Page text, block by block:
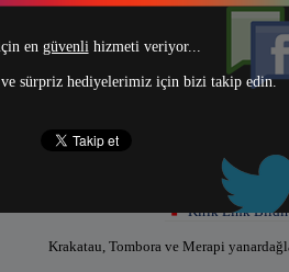
en güvenlihizmeti veriyor...
sürpriz hediyelerimiz için bizi takip edin.
Kırık Link
Krakatau, Tombora ve Merapi